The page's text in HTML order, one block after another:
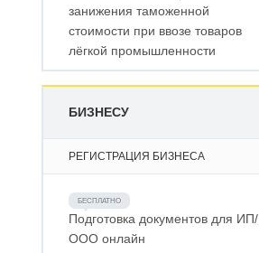
занижения таможенной
стоимости при ввозе товаров
лёгкой промышленности
БИЗНЕСУ
РЕГИСТРАЦИЯ БИЗНЕСА
Подготовка документов для ИП/
ООО онлайн